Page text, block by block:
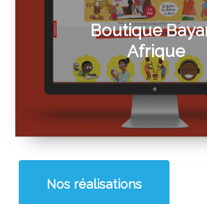
Boutique
Afrique
Nos réalisations